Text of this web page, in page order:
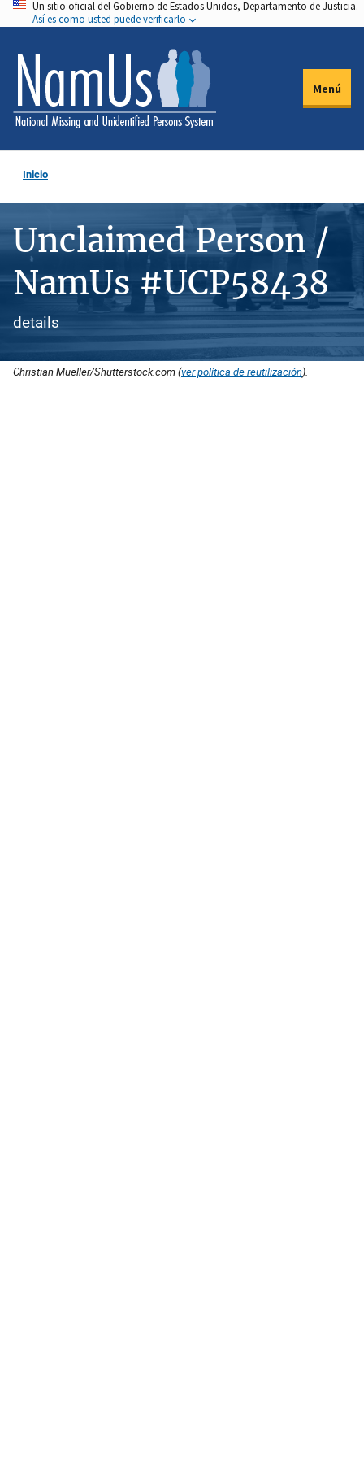
Pasar
al
contenido
principal
Un sitio oficial del Gobierno de Estados Unidos, Departamento de Justicia.
Así es como usted puede verificarlo
Menú
Inicio
Unclaimed Person /
NamUs #UCP58438
details
Christian Mueller/Shutterstock.com (ver política de reutilización).